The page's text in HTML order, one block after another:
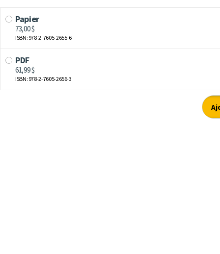
Papier
73,00 $
ISBN: 978-2-7605-2655-6
PDF
61,99 $
ISBN: 978-2-7605-2656-3